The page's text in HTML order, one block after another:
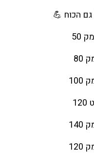
הכוח 💪